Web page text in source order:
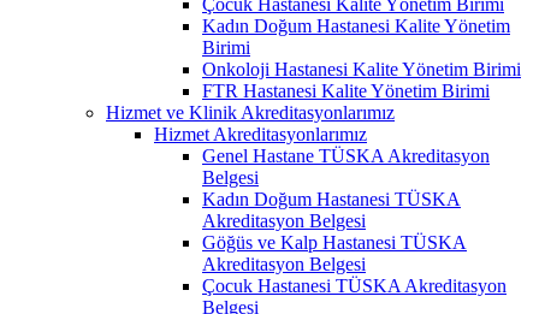
Kadın Doğum Hastanesi Kalite Yönetim
Birimi
Onkoloji Hastanesi Kalite Yönetim Birimi
FTR Hastanesi Kalite Yönetim Birimi
Hizmet ve Klinik Akreditasyonlarımız
Hizmet Akreditasyonlarımız
Genel Hastane TÜSKA Akreditasyon
Belgesi
Kadın Doğum Hastanesi TÜSKA
Akreditasyon Belgesi
Göğüs ve Kalp Hastanesi TÜSKA
Akreditasyon Belgesi
Çocuk Hastanesi TÜSKA Akreditasyon
Belgesi